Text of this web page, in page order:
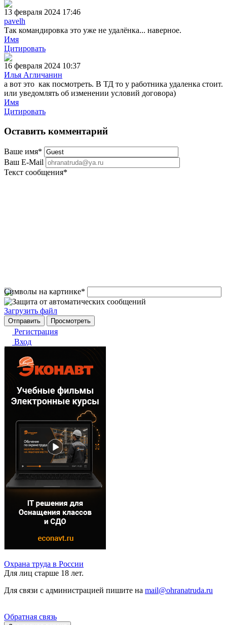
13 февраля 2024 17:46
pavelh
Так командировка это уже не удалёнка... наверное.
Имя
Цитировать
16 февраля 2024 10:37
Илья Агличанин
а вот это как посмотреть. В ТД то у работника удаленка стоит.
или уведомлять об изменении условий договора)
Имя
Цитировать
Оставить комментарий
Ваше имя*
Ваш E-Mail
Текст сообщения*
Символы на картинке*
Загрузить файл
Регистрация
Вход
Охрана труда в России
Для лиц старше 18 лет.
Для связи с администрацией пишите на mail@ohranatruda.ru
Обратная связь